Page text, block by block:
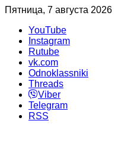
Пятница, 7 августа 2026
YouTube
Instagram
Rutube
vk.com
Odnoklassniki
Threads
Viber
Telegram
RSS